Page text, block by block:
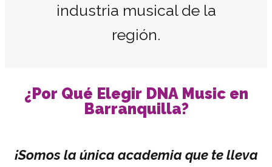
industria musical de la
región.
¿Por Qué Elegir DNA Music en
Barranquilla?
¡Somos la única academia que te lleva